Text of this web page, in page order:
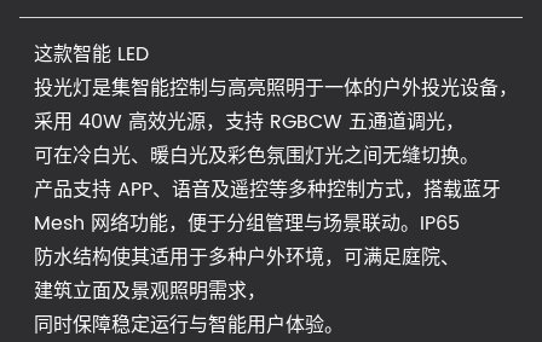
这款智能 LED
投光灯是集智能控制与高亮照明于一体的户外投光设备，
采用 40W 高效光源，支持 RGBCW 五通道调光，
可在冷白光、暖白光及彩色氛围灯光之间无缝切换。
产品支持 APP、语音及遥控等多种控制方式，搭载蓝牙
Mesh 网络功能，便于分组管理与场景联动。IP65
防水结构使其适用于多种户外环境，可满足庭院、
建筑立面及景观照明需求，
同时保障稳定运行与智能用户体验。